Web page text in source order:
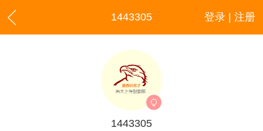
登录 | 注册
1443305
1443305